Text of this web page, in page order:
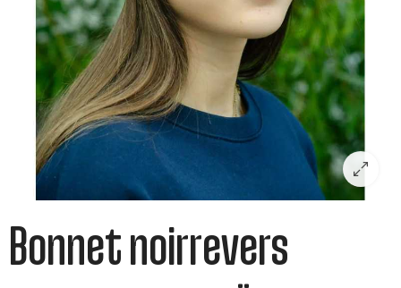
Bonnet noirrevers